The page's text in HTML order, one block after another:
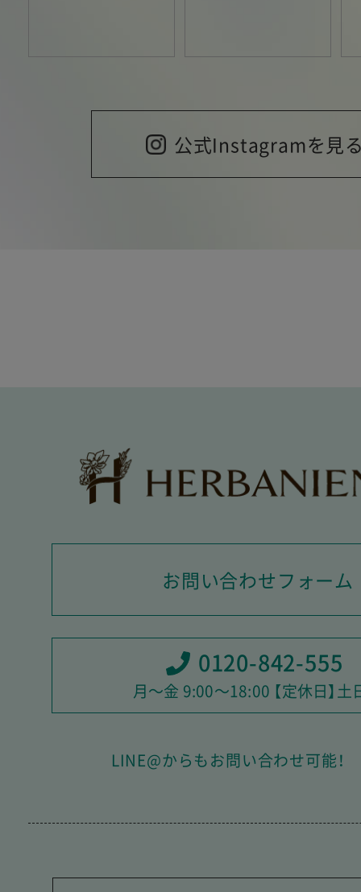
公式Instagramを見
0120-842-555
月〜金 9:00〜18:00 【定休日】土
お問い合わせフォーム
LINE@からもお問い合わせ可能！